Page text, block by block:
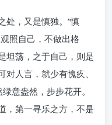
处，又是慎独。“慎
照自己，不做出格
坦荡，之于自己，则是
人言，就少有愧疚、
意盎然，步步花开。
，第一寻乐之方，不是